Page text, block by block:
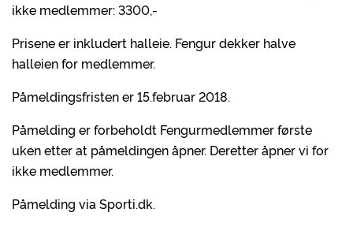
ikke medlemmer: 3300,-
Prisene er inkludert halleie. Fengur dekker halve
halleien for medlemmer.
Påmeldingsfristen er 15.februar 2018.
Påmelding er forbeholdt Fengurmedlemmer første
uken etter at påmeldingen åpner. Deretter åpner vi for
ikke medlemmer.
Påmelding via Sporti.dk.